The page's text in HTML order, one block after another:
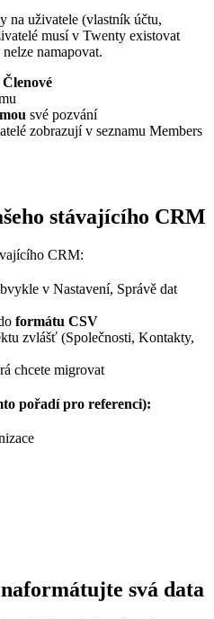
na uživatele (vlastník účtu,
musí v Twenty existovat
namapovat.
své pozvání
zobrazují v seznamu Members
stávajícího CRM
CRM:
v Nastavení, Správě dat
formátu CSV
zvlášť (Společnosti, Kontakty,
chcete migrovat
pořadí pro referenci):
svá data